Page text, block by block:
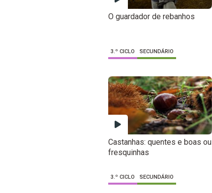
O guardador de rebanhos
3.º CICLO SECUNDÁRIO
Castanhas: quentes e boas ou
fresquinhas
3.º CICLO SECUNDÁRIO